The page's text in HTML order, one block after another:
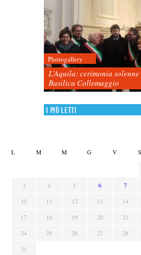
Photogallery
L’Aquila: cerimonia
Basilica Collemaggio
I più letti
L M M G V S
3
4 5 6 7
10
11 12 13 14
17
18 19 20 21
24
25 26 27 28
31